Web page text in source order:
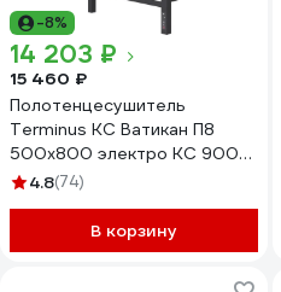
-8%
14 203 ₽
15 460 ₽
Полотенцесушитель
Terminus КС Ватикан П8
500x800 электро КС 9005
матовый 4670078527554
4.8(74)
В корзину